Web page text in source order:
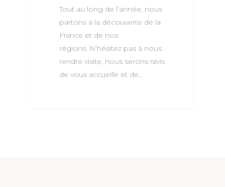
Tout au long de l’année, nous
partons à la découverte de la
France et de nos
régions. N’hésitez pas à nous
rendre visite, nous serons ravis
de vous accueillir et de…